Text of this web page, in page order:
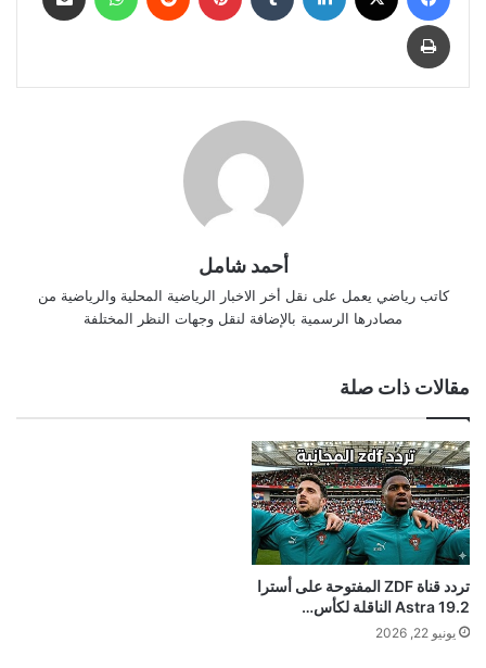
طباعة
أحمد شامل
كاتب رياضي يعمل على نقل أخر الاخبار الرياضية المحلية والرياضية من
مصادرها الرسمية بالإضافة لنقل وجهات النظر المختلفة
مقالات ذات صلة
تردد قناة ZDF المفتوحة على أسترا
Astra 19.2 الناقلة لكأس…
يونيو 22, 2026